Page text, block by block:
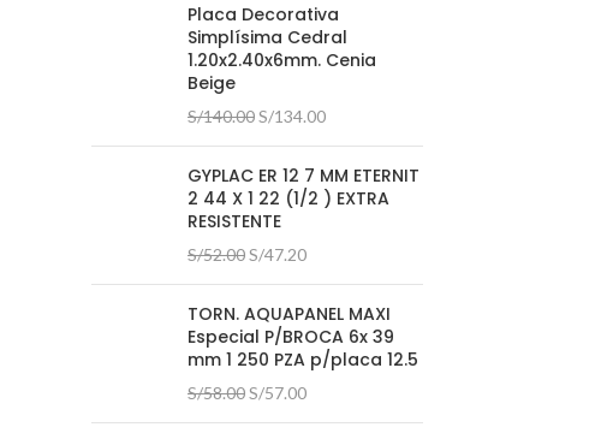
Placa Decorativa
Simplísima Cedral
1.20x2.40x6mm. Cenia
Beige
S/140.00 El
era:
S/140.00.
S/134.00El
es:
S/134.00.
GYPLAC ER 12 7 MM ETERNIT
2 44 X 1 22 (1/2 ) EXTRA
RESISTENTE
S/52.00 El
era:
S/52.00.
S/47.20El
es:
S/47.20.
TORN. AQUAPANEL MAXI
Especial P/BROCA 6x 39
mm 1 250 PZA p/placa 12.5
S/58.00 El
S/57.00El